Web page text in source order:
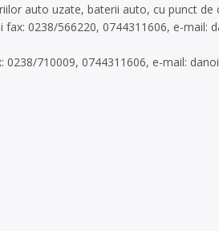
auto uzate, baterii auto, cu punct de
0238/566220, 0744311606, e-mail:
0238/710009, 0744311606, e-mail: